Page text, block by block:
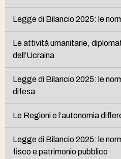
Legge di Bilancio 2025: le
Le attività umanitarie,
dell’Ucraina
Legge di Bilancio 2025: le
difesa
Le Regioni e l’autonomia
Legge di Bilancio 2025: le
fisco e patrimonio pubblico